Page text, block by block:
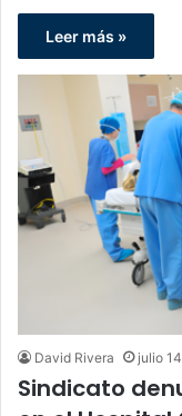
Leer más »
David Rivera julio
Sindicato